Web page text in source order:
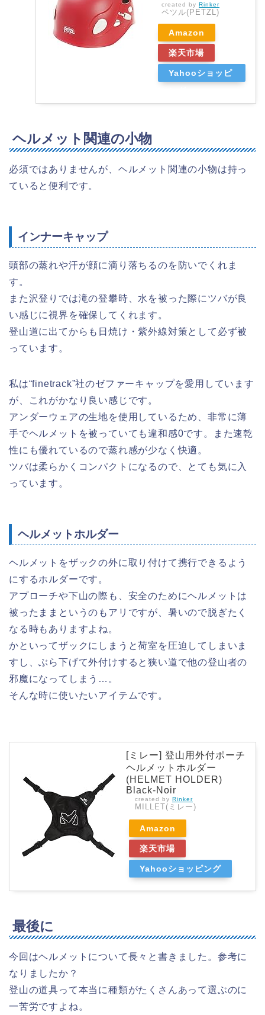
created by Rinker
ペツル(PETZL)
Amazon
楽天市場
Yahooショッピ
ヘルメット関連の小物
必須ではありませんが、ヘルメット関連の小物は持っ
ていると便利です。
インナーキャップ
頭部の蒸れや汗が顔に滴り落ちるのを防いでくれま
す。
また沢登りでは滝の登攀時、水を被った際にツバが良
い感じに視界を確保してくれます。
登山道に出てからも日焼け・紫外線対策として必ず被
っています。
私は“finetrack”社のゼファーキャップを愛用しています
が、これがかなり良い感じです。
アンダーウェアの生地を使用しているため、非常に薄
手でヘルメットを被っていても違和感0です。また速乾
性にも優れているので蒸れ感が少なく快適。
ツバは柔らかくコンパクトになるので、とても気に入
っています。
ヘルメットホルダー
ヘルメットをザックの外に取り付けて携行できるよう
にするホルダーです。
アプローチや下山の際も、安全のためにヘルメットは
被ったままというのもアリですが、暑いので脱ぎたく
なる時もありますよね。
かといってザックにしまうと荷室を圧迫してしまいま
すし、ぶら下げて外付けすると狭い道で他の登山者の
邪魔になってしまう…。
そんな時に使いたいアイテムです。
[ミレー] 登山用外付ポーチ
ヘルメットホルダー
(HELMET HOLDER)
Black-Noir
created by Rinker
MILLET(ミレー)
Amazon
楽天市場
Yahooショッピング
最後に
今回はヘルメットについて長々と書きました。参考に
なりましたか？
登山の道具って本当に種類がたくさんあって選ぶのに
一苦労ですよね。